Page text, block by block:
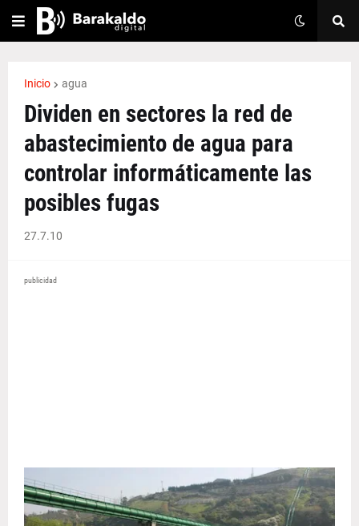
Inicio agua
Dividen en sectores la red de
abastecimiento de agua para
controlar informáticamente las
posibles fugas
27.7.10
publicidad